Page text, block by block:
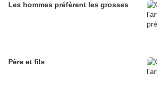
Les hommes préfèrent les grosses
Père et fils